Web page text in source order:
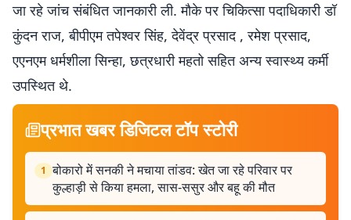
जा रहे जांच संबंधित जानकारी ली. मौके पर चिकित्सा पदाधिकारी डॉ
कुंदन राज, बीपीएम तपेश्वर सिंह, देवेंद्र प्रसाद , रमेश प्रसाद,
एएनएम धर्मशीला सिन्हा, छत्रधारी महतो सहित अन्य स्वास्थ्य कर्मी
उपस्थित थे.
प्रभात खबर डिजिटल टॉप स्टोरी
1 बोकारो में सनकी ने मचाया तांडव: खेत जा रहे परिवार पर
कुल्हाड़ी से किया हमला, सास-ससुर और बहू की मौत